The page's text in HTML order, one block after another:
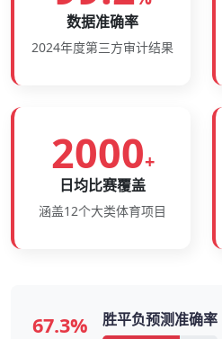
数据准确率
2024年度第三方审计结果
2000+
日均比赛覆盖
涵盖12个大类体育项目
67.3% 胜平负预测准确率